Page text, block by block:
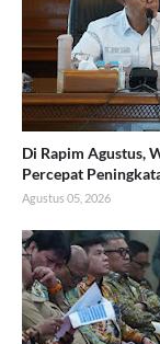
Di Rapim Agustus,
Percepat
Agustus 05, 2026